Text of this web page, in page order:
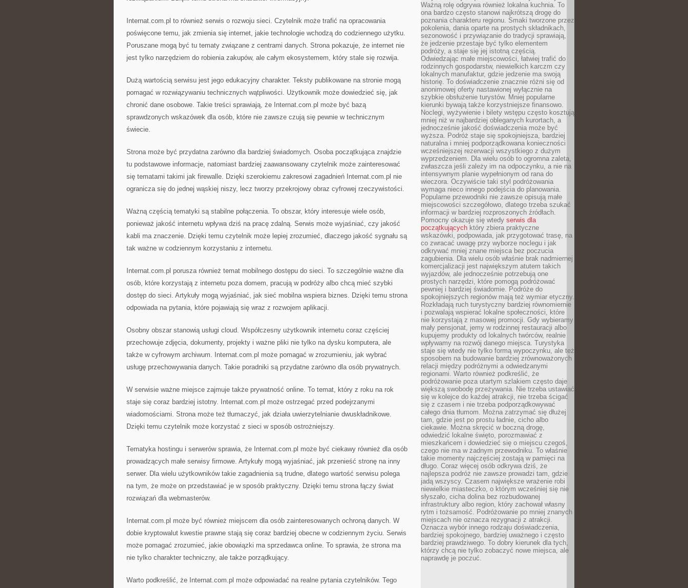
Internat.com.pl to również serwis o rozwoju sieci. Czytelnik może trafić na opracowania
poświęcone temu, jak zmienia się internet, jakie technologie wchodzą do codziennego użytku.
Poruszane mogą być tu tematy związane z centrami danych. Strona pokazuje, że internet nie
jest tylko narzędziem do robienia zakupów, ale całym ekosystemem, który stale się rozwija.
Dużą wartością serwisu jest jego edukacyjny charakter. Teksty publikowane na stronie mogą
pomagać w rozwiązywaniu technicznych wątpliwości. Użytkownik może dowiedzieć się, jak
chronić dane osobowe. Takie treści sprawiają, że Internat.com.pl może być bazą
sprawdzonych wskazówek dla osób, które nie zawsze czują się pewnie w technicznym
świecie.
Strona może być przydatna zarówno dla bardziej świadomych. Osoba początkująca znajdzie
tu podstawowe informacje, natomiast bardziej zaawansowany czytelnik może zainteresować
się tematami takimi jak firewalle. Dzięki szerokiemu zakresowi zagadnień Internat.com.pl nie
ogranicza się do jednej wąskiej niszy, lecz tworzy przekrojowy obraz cyfrowej rzeczywistości.
Ważną częścią tematyki są stabilne połączenia. To obszar, który interesuje wiele osób,
ponieważ jakość internetu wpływa dziś na pracę zdalną. Serwis może wyjaśniać, czy jakość
kabli ma znaczenie. Dzięki temu czytelnik może lepiej zrozumieć, dlaczego jakość sygnału są
tak ważne w codziennym korzystaniu z internetu.
Internat.com.pl porusza również temat mobilnego dostępu do sieci. To szczególnie ważne dla
osób, które korzystają z internetu poza domem, pracują w podróży albo chcą mieć szybki
dostęp do sieci. Artykuły mogą wyjaśniać, jak sieć mobilna wspiera biznes. Dzięki temu strona
odpowiada na pytania, które pojawiają się wraz z rozwojem aplikacji.
Osobny obszar stanowią usługi cloud. Współczesny użytkownik internetu coraz częściej
przechowuje zdjęcia, dokumenty, projekty i ważne pliki nie tylko na dysku komputera, ale
także w cyfrowym archiwum. Internat.com.pl może pomagać w zrozumieniu, jak wybrać
usługę przechowywania danych. Takie poradniki są przydatne zarówno dla osób prywatnych.
W serwisie ważne miejsce zajmuje także prywatność online. To temat, który z roku na rok
staje się coraz bardziej istotny. Internat.com.pl może ostrzegać przed podejrzanymi
wiadomościami. Strona może też tłumaczyć, jak działa uwierzytelnianie dwuskładnikowe.
Dzięki temu czytelnik może korzystać z sieci w sposób ostrożniejszy.
Tematyka hostingu i serwerów sprawia, że Internat.com.pl może być ciekawy również dla osób
prowadzących małe serwisy firmowe. Artykuły mogą wyjaśniać, jak przenieść stronę na inny
serwer. Dla wielu użytkowników takie zagadnienia są trudne, dlatego wartość serwisu polega
na tym, że może on przedstawiać je w sposób praktyczny. Dzięki temu strona łączy świat
rozwiązań dla webmasterów.
Internat.com.pl może być również miejscem dla osób zainteresowanych ochroną danych. W
dobie kryptowalut kwestie prawne stają się coraz bardziej obecne w codziennym życiu. Serwis
może pomagać zrozumieć, jakie obowiązki ma sprzedawca online. To sprawia, że strona ma
nie tylko charakter techniczny, ale także porządkujący.
Warto podkreślić, że Internat.com.pl może odpowiadać na realne pytania czytelników. Tego
Ważną rolę odgrywa również lokalna kuchnia. To
ona bardzo często stanowi najkrótszą drogę do
poznania charakteru regionu. Smaki tworzone przez
pokolenia, dania oparte na prostych składnikach,
sezonowość i przywiązanie do tradycji sprawiają,
że jedzenie przestaje być tylko elementem
podróży, a staje się jej istotną częścią.
Odwiedzając małe miejscowości, łatwiej trafić do
rodzinnych gospodarstw, niewielkich karczm czy
lokalnych manufaktur, gdzie jedzenie ma swoją
historię. To doświadczenie znacznie różni się od
anonimowej oferty nastawionej wyłącznie na
szybkie obsłużenie turystów. Mniej popularne
kierunki bywają także korzystniejsze finansowo.
Noclegi, wyżywienie i bilety wstępu często kosztują
mniej niż w najbardziej obleganych kurortach, a
jednocześnie jakość doświadczenia może być
wyższa. Podróż staje się spokojniejsza, bardziej
naturalna i mniej podporządkowana konieczności
wcześniejszej rezerwacji wszystkiego z dużym
wyprzedzeniem. Dla wielu osób to ogromna zaleta,
zwłaszcza jeśli zależy im na odpoczynku, a nie na
intensywnym planie wypełnionym od rana do
wieczora. Oczywiście taki styl podróżowania
wymaga nieco innego podejścia do planowania.
Popularne przewodniki nie zawsze opisują małe
miejscowości szczegółowo, dlatego trzeba szukać
informacji w bardziej rozproszonych źródłach.
Pomocny okazuje się wtedy serwis dla
początkujących który zbiera praktyczne
wskazówki, podpowiada, jak przygotować trasę, na
co zwracać uwagę przy wyborze noclegu i jak
odkrywać mniej znane miejsca bez poczucia
zagubienia. Dla wielu osób właśnie brak nadmiernej
komercjalizacji jest największym atutem takich
wyjazdów, ale jednocześnie potrzebują one
prostych narzędzi, które pomogą podróżować
pewniej i bardziej świadomie. Podróże do
spokojniejszych regionów mają też wymiar etyczny.
Rozkładają ruch turystyczny bardziej równomiernie
i pozwalają wspierać lokalne społeczności, które
nie korzystają z masowej promocji. Gdy wybieramy
mały pensjonat, jemy w rodzinnej restauracji albo
kupujemy produkty od lokalnych twórców, realnie
wpływamy na rozwój danego miejsca. Turystyka
staje się wtedy nie tylko formą wypoczynku, ale też
sposobem na budowanie bardziej zrównoważonych
relacji między podróżnymi a odwiedzanymi
regionami. Warto również podkreślić, że
podróżowanie poza utartym szlakiem często daje
większą swobodę przeżywania. Nie trzeba ustawiać
się w kolejce do każdej atrakcji, nie trzeba ścigać
się z czasem i nie trzeba podporządkowywać
całego dnia tłumom. Można zatrzymać się dłużej
tam, gdzie jest po prostu ładnie, cicho albo
ciekawie. Można skręcić w boczną drogę,
odwiedzić lokalne święto, porozmawiać z
mieszkańcem i dowiedzieć się o miejscu czegoś,
czego nie ma w żadnym przewodniku. To właśnie
takie momenty najczęściej zostają w pamięci na
długo. Coraz więcej osób odkrywa dziś, że
najlepsza podróż nie zawsze prowadzi tam, gdzie
jadą wszyscy. Czasem największe wrażenie robi
niewielkie miasteczko, o którym wcześniej się nie
słyszało, cicha dolina bez rozbudowanej
infrastruktury albo region, który zachował własny
rytm i tożsamość. Podróżowanie po mniej znanych
miejscach nie oznacza rezygnacji z atrakcji.
Oznacza wybór innego rodzaju doświadczenia,
bardziej spokojnego, bardziej uważnego i często
bardziej prawdziwego. To dobry kierunek dla tych,
którzy chcą nie tylko zobaczyć nowe miejsca, ale
naprawdę je poczuć.